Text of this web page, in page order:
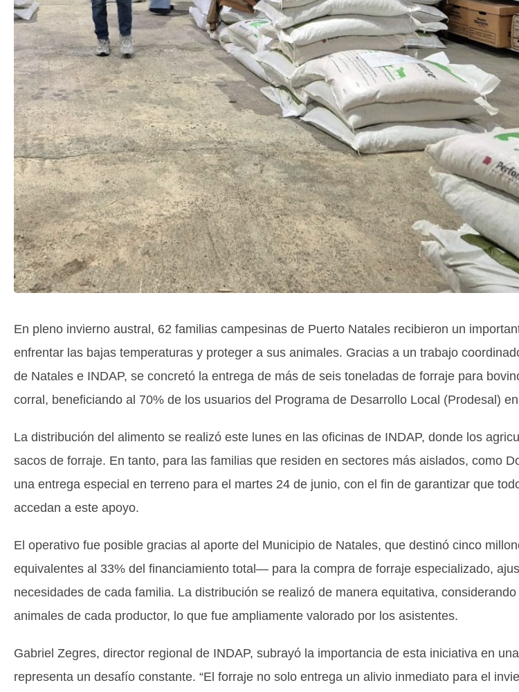
En pleno invierno austral, 62 familias campesinas de Puerto Natales recibieron un
enfrentar las bajas temperaturas y proteger a sus animales. Gracias a un trabajo
de Natales e INDAP, se concretó la entrega de más de seis toneladas de forraje para
corral, beneficiando al 70% de los usuarios del Programa de Desarrollo Local (Prodesal)
La distribución del alimento se realizó este lunes en las oficinas de INDAP, donde los
sacos de forraje. En tanto, para las familias que residen en sectores más aislados, como
una entrega especial en terreno para el martes 24 de junio, con el fin de garantizar que
accedan a este apoyo.
El operativo fue posible gracias al aporte del Municipio de Natales, que destinó cinco
equivalentes al 33% del financiamiento total— para la compra de forraje especializado,
necesidades de cada familia. La distribución se realizó de manera equitativa,
animales de cada productor, lo que fue ampliamente valorado por los asistentes.
Gabriel Zegres, director regional de INDAP, subrayó la importancia de esta iniciativa en
representa un desafío constante. “El forraje no solo entrega un alivio inmediato para el